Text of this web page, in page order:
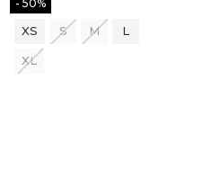
- 50%
XS S M L
XL